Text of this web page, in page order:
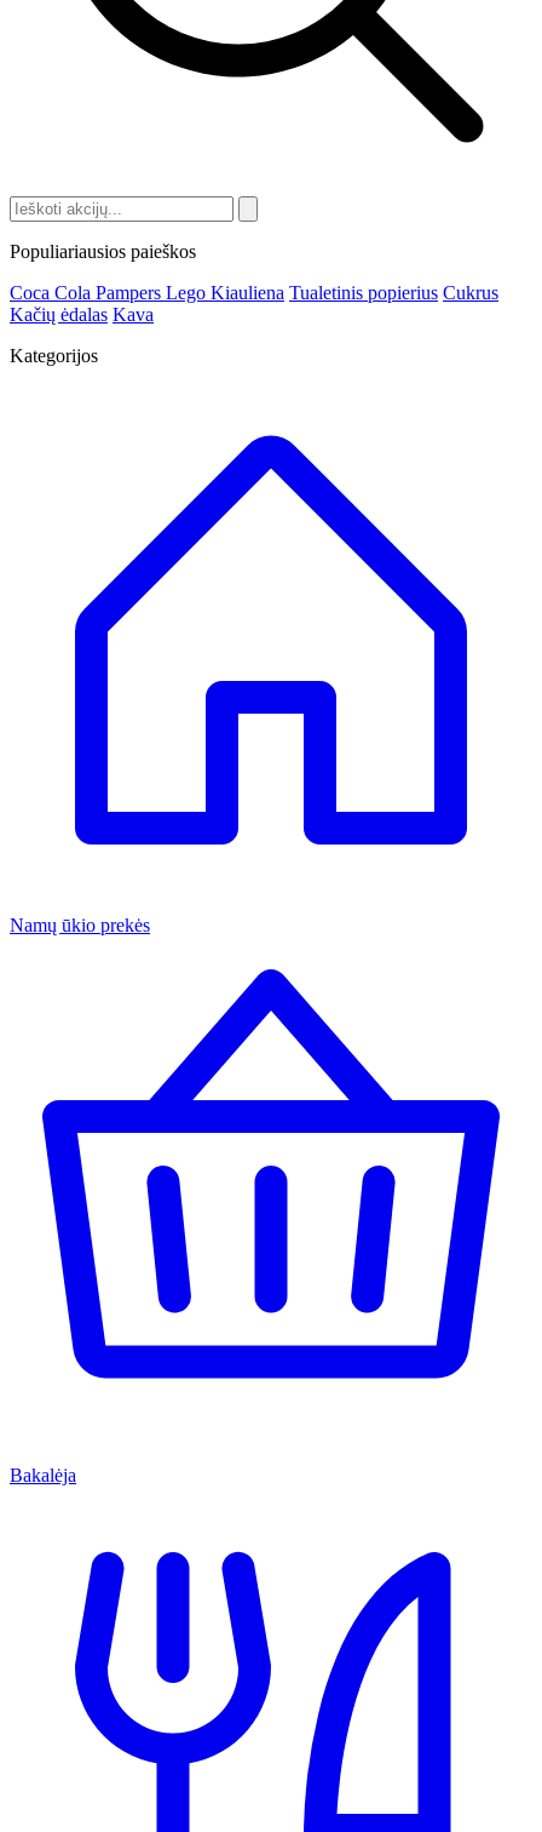
Populiariausios paieškos
Coca Cola Pampers Lego Kiauliena Tualetinis popierius Cukrus
Kačių ėdalas Kava
Kategorijos
Namų ūkio prekės
Bakalėja